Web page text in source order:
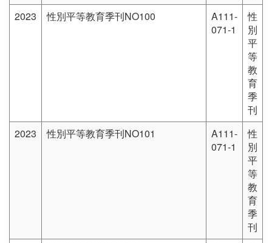
2023
性別平等教育季刊NO100
A111-
071-1
性
別
平
等
教
育
季
刊
2023
性別平等教育季刊NO101
A111-
071-1
性
別
平
等
教
育
季
刊